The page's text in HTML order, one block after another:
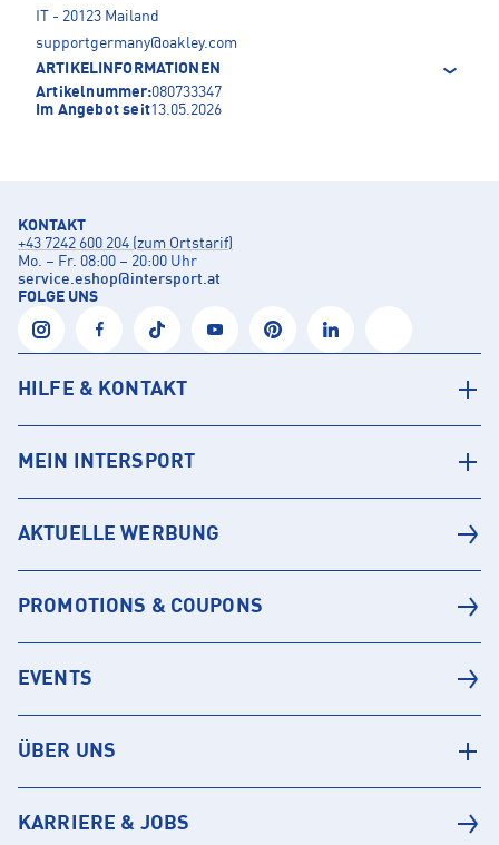
IT - 20123 Mailand
supportgermany@oakley.com
ARTIKELINFORMATIONEN
Artikelnummer:080733347
Im Angebot seit13.05.2026
KONTAKT
+43 7242 600 204 (zum Ortstarif)
Mo. – Fr. 08:00 – 20:00 Uhr
service.eshop@intersport.at
FOLGE UNS
HILFE & KONTAKT
MEIN INTERSPORT
AKTUELLE WERBUNG
PROMOTIONS & COUPONS
EVENTS
ÜBER UNS
KARRIERE & JOBS